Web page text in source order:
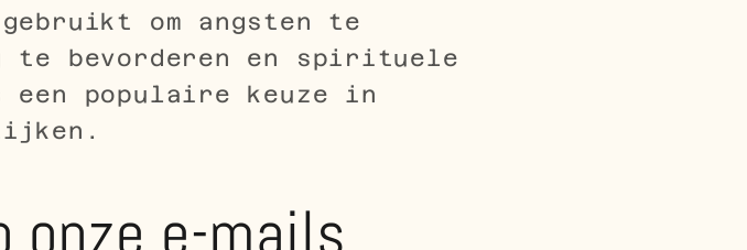
om angsten te
te bevorderen en spirituele
populaire keuze in
onze e-mails